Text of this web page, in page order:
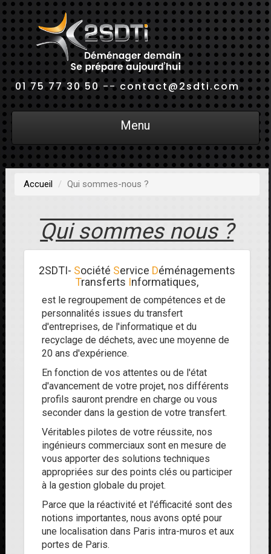
01 75 77 30 50-- contact@2sdti.com
Menu
Accueil Qui sommes-nous ?
Qui sommes nous ?
2SDTI- Société Service Déménagements
Transferts Informatiques,
est le regroupement de compétences et de
personnalités issues du transfert
d'entreprises, de l'informatique et du
recyclage de déchets, avec une moyenne de
20 ans d'expérience.
En fonction de vos attentes ou de l'état
d'avancement de votre projet, nos différents
profils sauront prendre en charge ou vous
seconder dans la gestion de votre transfert.
Véritables pilotes de votre réussite, nos
ingénieurs commerciaux sont en mesure de
vous apporter des solutions techniques
appropriées sur des points clés ou participer
à la gestion globale du projet.
Parce que la réactivité et l'éfficacité sont des
notions importantes, nous avons opté pour
une localisation dans Paris intra-muros et aux
portes de Paris.